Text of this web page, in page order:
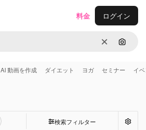
消去 画像で
料金 ログイン
AI 動画を作成 ダイエット ヨガ セミナー イ
検索フィルター